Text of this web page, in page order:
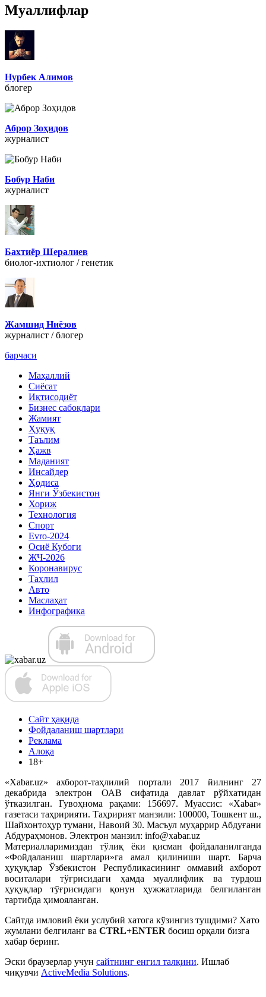
Муаллифлар
Нурбек Алимов
блогер
Аброр Зоҳидов
журналист
Бобур Наби
журналист
Бахтиёр Шералиев
биолог-ихтиолог / генетик
Жамшид Ниёзов
журналист / блогер
барчаси
Маҳаллий
Сиёсат
Иқтисодиёт
Бизнес сабоқлари
Жамият
Ҳуқуқ
Таълим
Ҳажв
Маданият
Инсайдер
Ҳодиса
Янги Ўзбекистон
Хориж
Технология
Спорт
Evro-2024
Осиё Кубоги
ЖЧ-2026
Коронавирус
Таҳлил
Авто
Маслаҳат
Инфографика
Сайт ҳақида
Фойдаланиш шартлари
Реклама
Алоқа
18+
«Xabar.uz» ахборот-таҳлилий портали 2017 йилнинг 27
декабрида электрон ОАВ сифатида давлат рўйхатидан
ўтказилган. Гувоҳнома рақами: 156697. Муассис: «Xabar»
газетаси таҳририяти. Таҳририят манзили: 100000, Тошкент ш.,
Шайхонтоҳур тумани, Навоий 30. Масъул муҳаррир Абдуғани
Абдураҳмонов. Электрон манзил: info@xabar.uz
Материалларимиздан тўлиқ ёки қисман фойдаланилганда
«Фойдаланиш шартлари»га амал қилиниши шарт. Барча
ҳуқуқлар Ўзбекистон Республикасининг оммавий ахборот
воситалари тўғрисидаги ҳамда муаллифлик ва турдош
ҳуқуқлар тўғрисидаги қонун ҳужжатларида белгиланган
тартибда ҳимояланган.
Сайтда имловий ёки услубий хатога кўзингиз тушдими? Хато
жумлани белгиланг ва CTRL+ENTER босиш орқали бизга
хабар беринг.
Эски браузерлар учун сайтнинг енгил талқини. Ишлаб
чиқувчи ActiveMedia Solutions.